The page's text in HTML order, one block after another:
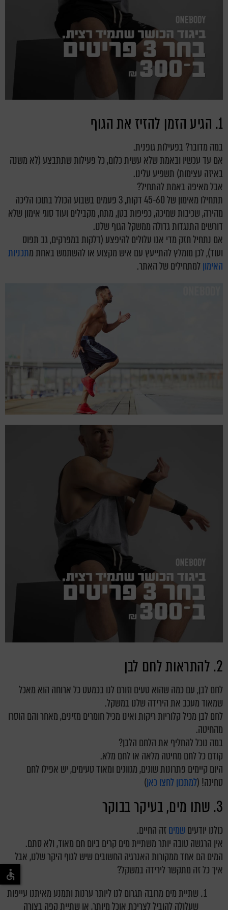
1. הגיע הזמן להזיז את הגוף
במה מדובר? בפעילות גופנית.
אם עד עכשיו ובאמת שלא עשית כלום, כל פעילות שתתבצע (לא משנה
באיזה עצימות) תשפיע עלינו.
אבל מאיפה באמת להתחיל?
תתחילו מאימון של 45-60 דקות, 3 פעמים בשבוע הכולל בתוכו הליכה
מהירה, שכיבות שמיכה, כפיפות בטן, מתח, מקבילים ועוד סוגי אימון שלא
דורשים התנגדות גדולה ממשקל הגוף שלנו.
אם נתחיל חזק מדי אנו עלולים להיפצע (דלקות במפרקים, גב תפוס
ועוד), לכן מומלץ להתייעץ עם איש מקצוע או להשתמש באחת מתכניות
האימוןלמתחילים של האתר.
2. להתראות לחם לבן
לחם לבן, עם כמה שהוא טעים וזורם לנו בכמעט כל ארוחה הוא מאכל
שמאוד מעכב את הירידה שלנו במשקל.
לחם לבן מכיל קלוריות ריקות ואינו מכיל חומרים מזינים, מאחר והם הוסרו
מהחיטה.
במה נוכל להחליף את הלחם הלבן?
קודם כל לחם מחיטה מלאה או לחם מלא.
היום קיימים פתרונות שונים, מגוונים ומאוד טעימים, יש אפילו לחם
טחינה! (למתכון לחצו כאן)
3. שתו מים, בעיקר בבוקר
כולנו יודעים שמיםזה החיים.
אין הרגשה טובה יותר משתיית מים קרים ביום חם מאוד, ולא סתם.
המים הם אחד ממקורות האנרגיה החשובים שיש לגוף היקר שלנו,אבל
איך כל זה מתקשר לירידה במשקל?
שתיית מים מרובה תגרום לנו ליותר ערנות ותמנע מאיתנו עייפות
שעלולה להוביל לצריכת אוכל מיותר, או שתיית קפה בצורה